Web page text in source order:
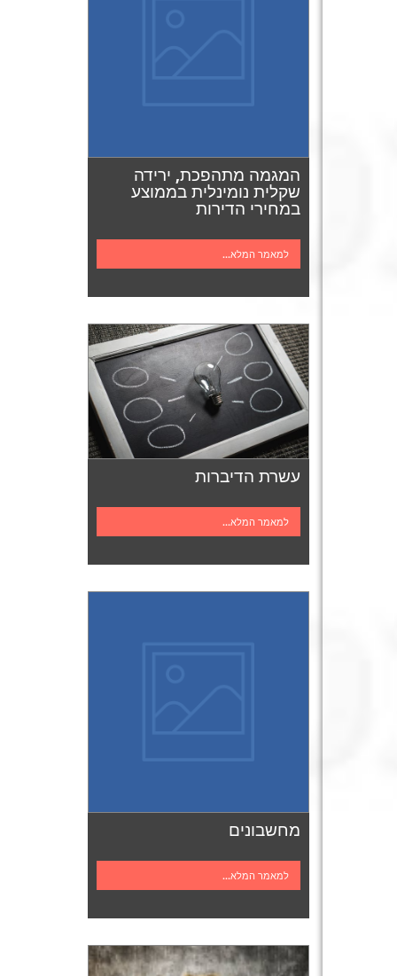
המגמה מתהפכת, ירידה
שקלית נומינלית בממוצע
במחירי הדירות
למאמר המלא...
עשרת הדיברות
למאמר המלא...
מחשבונים
למאמר המלא...